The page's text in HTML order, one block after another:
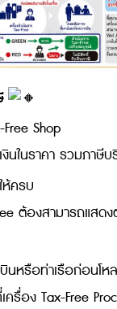
Shop
งินในราคา รวมภา
ครบ
ต้องสามารถแสด
รือท่าเรือก่อนโหล
รื่อง Tax-Free